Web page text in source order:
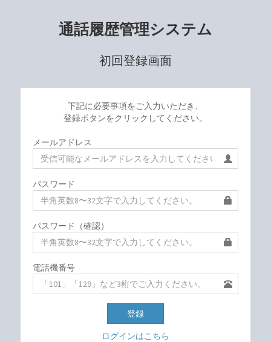
通話履歴管理システム
初回登録画面
下記に必要事項をご⼊⼒いただき、
登録ボタンをクリックしてください。
メールアドレス
パスワード
パスワード（確認）
電話機番号
登録
ログインはこちら